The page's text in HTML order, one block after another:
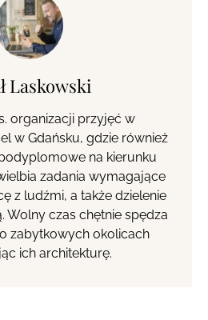
Laskowski
organizacji przyjęć w
w Gdańsku, gdzie również
na kierunku
zadania wymagające
z ludźmi, a także dzielenie
Wolny czas chętnie spędza
zabytkowych okolicach
ich architekturę.